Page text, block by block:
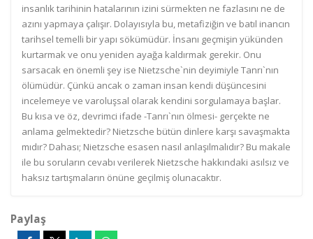
insanlık tarihinin hatalarının izini sürmekten ne fazlasını ne de
azını yapmaya çalışır. Dolayısıyla bu, metafiziğin ve batıl inancın
tarihsel temelli bir yapı sökümüdür. İnsanı geçmişin yükünden
kurtarmak ve onu yeniden ayağa kaldırmak gerekir. Onu
sarsacak en önemli şey ise Nietzsche`nin deyimiyle Tanrı`nın
ölümüdür. Çünkü ancak o zaman insan kendi düşüncesini
incelemeye ve varoluşsal olarak kendini sorgulamaya başlar.
Bu kısa ve öz, devrimci ifade -Tanrı`nın ölmesi- gerçekte ne
anlama gelmektedir? Nietzsche bütün dinlere karşı savaşmakta
mıdır? Dahası; Nietzsche esasen nasıl anlaşılmalıdır? Bu makale
ile bu soruların cevabı verilerek Nietzsche hakkındaki asılsız ve
haksız tartışmaların önüne geçilmiş olunacaktır.
Paylaş